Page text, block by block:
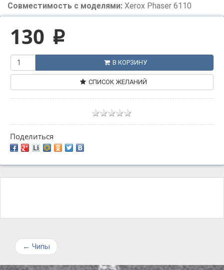
Совместимость с моделями: Xerox Phaser 6110
130 p
В КОРЗИНУ
СПИСОК ЖЕЛАНИЙ
Поделиться
← Чипы